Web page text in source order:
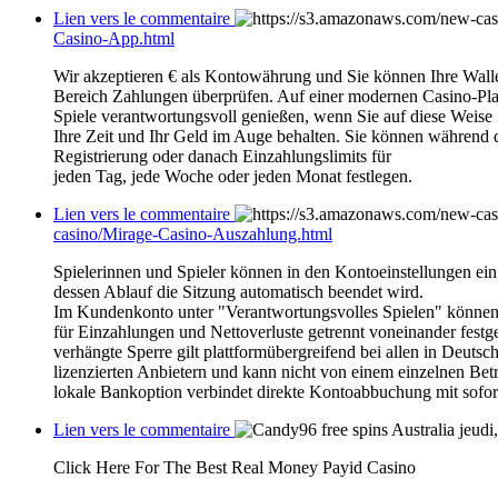
Lien vers le commentaire
Casino-App.html
Wir akzeptieren € als Kontowährung und Sie können Ihre
Bereich Zahlungen überprüfen. Auf einer modernen Casino-
Spiele verantwortungsvoll genießen, wenn Sie auf diese Weise
Ihre Zeit und Ihr Geld im Auge behalten. Sie können während
Registrierung oder danach Einzahlungslimits für
jeden Tag, jede Woche oder jeden Monat festlegen.
Lien vers le commentaire
casino/Mirage-Casino-Auszahlung.html
Spielerinnen und Spieler können in den Kontoeinstellungen
dessen Ablauf die Sitzung automatisch beendet wird.
Im Kundenkonto unter "Verantwortungsvolles Spielen"
für Einzahlungen und Nettoverluste getrennt voneinander
verhängte Sperre gilt plattformübergreifend bei allen in
lizenzierten Anbietern und kann nicht von einem einzelnen
lokale Bankoption verbindet direkte Kontoabbuchung mit
Lien vers le commentaire
Click Here For The Best Real Money Payid Casino